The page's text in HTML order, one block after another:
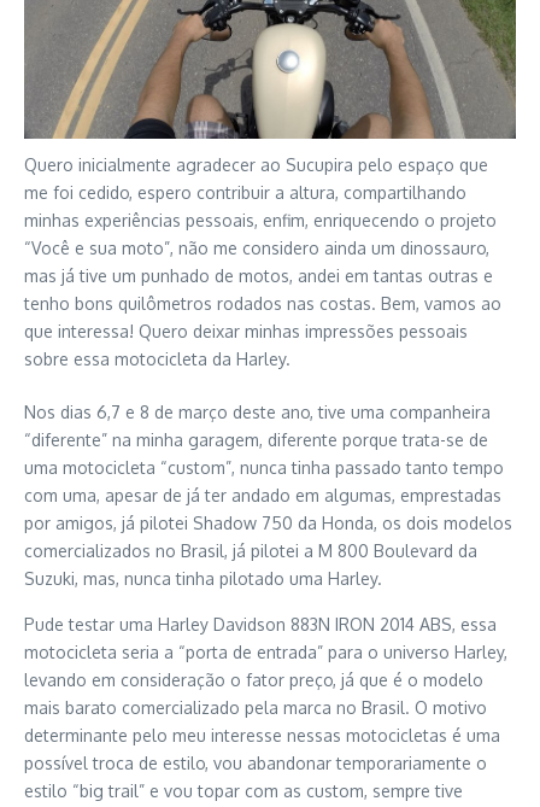
Quero inicialmente agradecer ao Sucupira pelo espaço que
me foi cedido, espero contribuir a altura, compartilhando
minhas experiências pessoais, enfim, enriquecendo o projeto
“Você e sua moto”, não me considero ainda um dinossauro,
mas já tive um punhado de motos, andei em tantas outras e
tenho bons quilômetros rodados nas costas. Bem, vamos ao
que interessa! Quero deixar minhas impressões pessoais
sobre essa motocicleta da Harley.
Nos dias 6,7 e 8 de março deste ano, tive uma companheira
“diferente” na minha garagem, diferente porque trata-se de
uma motocicleta “custom”, nunca tinha passado tanto tempo
com uma, apesar de já ter andado em algumas, emprestadas
por amigos, já pilotei Shadow 750 da Honda, os dois modelos
comercializados no Brasil, já pilotei a M 800 Boulevard da
Suzuki, mas, nunca tinha pilotado uma Harley.
Pude testar uma Harley Davidson 883N IRON 2014 ABS, essa
motocicleta seria a “porta de entrada” para o universo Harley,
levando em consideração o fator preço, já que é o modelo
mais barato comercializado pela marca no Brasil. O motivo
determinante pelo meu interesse nessas motocicletas é uma
possível troca de estilo, vou abandonar temporariamente o
estilo “big trail” e vou topar com as custom, sempre tive